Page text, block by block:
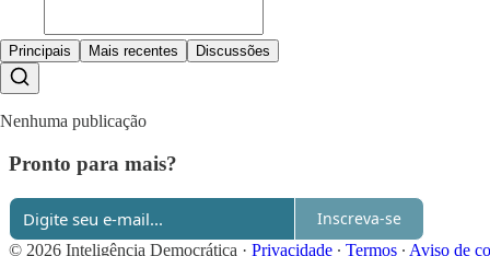
Principais Mais recentes Discussões
Nenhuma publicação
Pronto para mais?
Inscreva-se
© 2026 Inteligência Democrática · Privacidade ∙ Termos ∙ Aviso de